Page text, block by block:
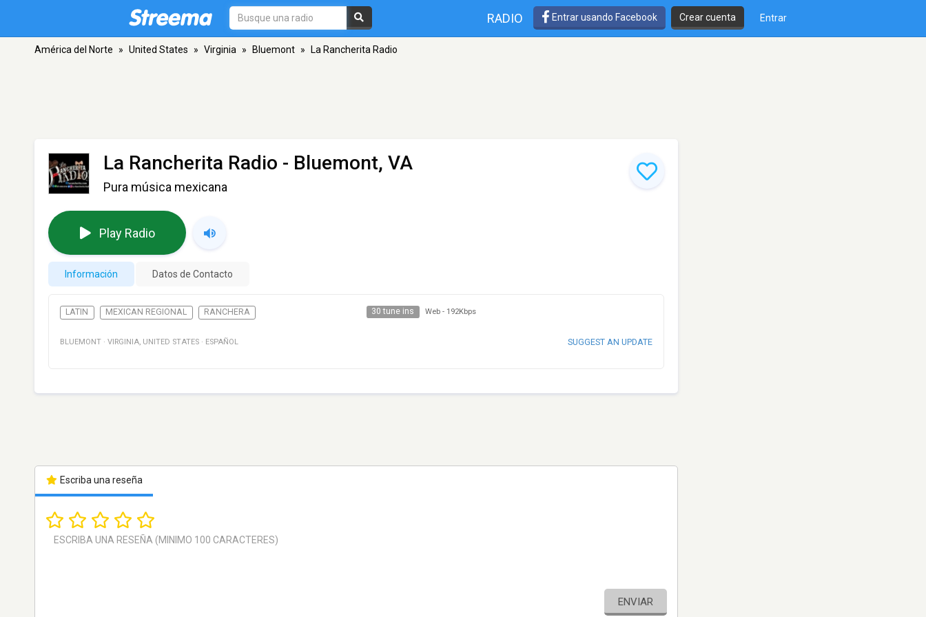
RADIO Entrar usando Facebook Crear cuenta Entrar
América del Norte » United States » Virginia » Bluemont » La Rancherita Radio
La Rancherita Radio - Bluemont, VA
Pura música mexicana
Play Radio
Información Datos de Contacto
LATIN MEXICAN REGIONAL RANCHERA 30 tune ins Web - 192Kbps
BLUEMONT · VIRGINIA, UNITED STATES · ESPAÑOL SUGGEST AN UPDATE
Escriba una reseña
ENVIAR